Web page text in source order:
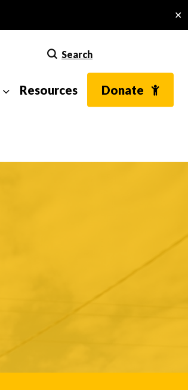
✕
Resources Donate
Search